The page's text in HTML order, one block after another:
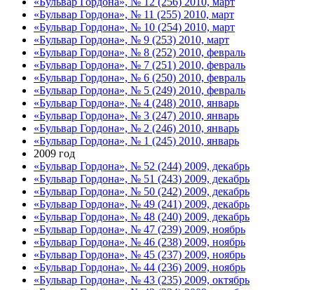
«Бульвар Гордона», № 11 (255) 2010, март
«Бульвар Гордона», № 10 (254) 2010, март
«Бульвар Гордона», № 9 (253) 2010, март
«Бульвар Гордона», № 8 (252) 2010, февраль
«Бульвар Гордона», № 7 (251) 2010, февраль
«Бульвар Гордона», № 6 (250) 2010, февраль
«Бульвар Гордона», № 5 (249) 2010, февраль
«Бульвар Гордона», № 4 (248) 2010, январь
«Бульвар Гордона», № 3 (247) 2010, январь
«Бульвар Гордона», № 2 (246) 2010, январь
«Бульвар Гордона», № 1 (245) 2010, январь
2009 год
«Бульвар Гордона», № 52 (244) 2009, декабрь
«Бульвар Гордона», № 51 (243) 2009, декабрь
«Бульвар Гордона», № 50 (242) 2009, декабрь
«Бульвар Гордона», № 49 (241) 2009, декабрь
«Бульвар Гордона», № 48 (240) 2009, декабрь
«Бульвар Гордона», № 47 (239) 2009, ноябрь
«Бульвар Гордона», № 46 (238) 2009, ноябрь
«Бульвар Гордона», № 45 (237) 2009, ноябрь
«Бульвар Гордона», № 44 (236) 2009, ноябрь
«Бульвар Гордона», № 43 (235) 2009, октябрь